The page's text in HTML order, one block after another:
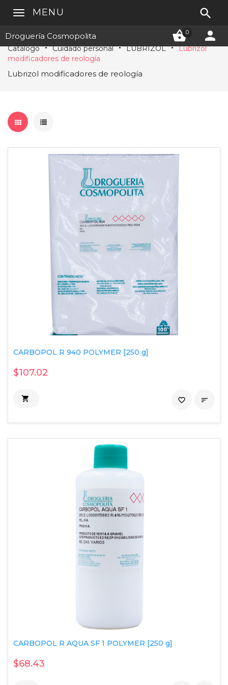
Droguería Cosmopolita 0 
MENU 
Catálogo Cuidado personal LUBRIZOL
Lubrizol
modificadores de reología
Lubrizol modificadores de reología
CARBOPOL R 940 POLYMER [250 g]
$107.02
 
favorite_border
CARBOPOL R AQUA SF 1 POLYMER [250 g]
$68.43